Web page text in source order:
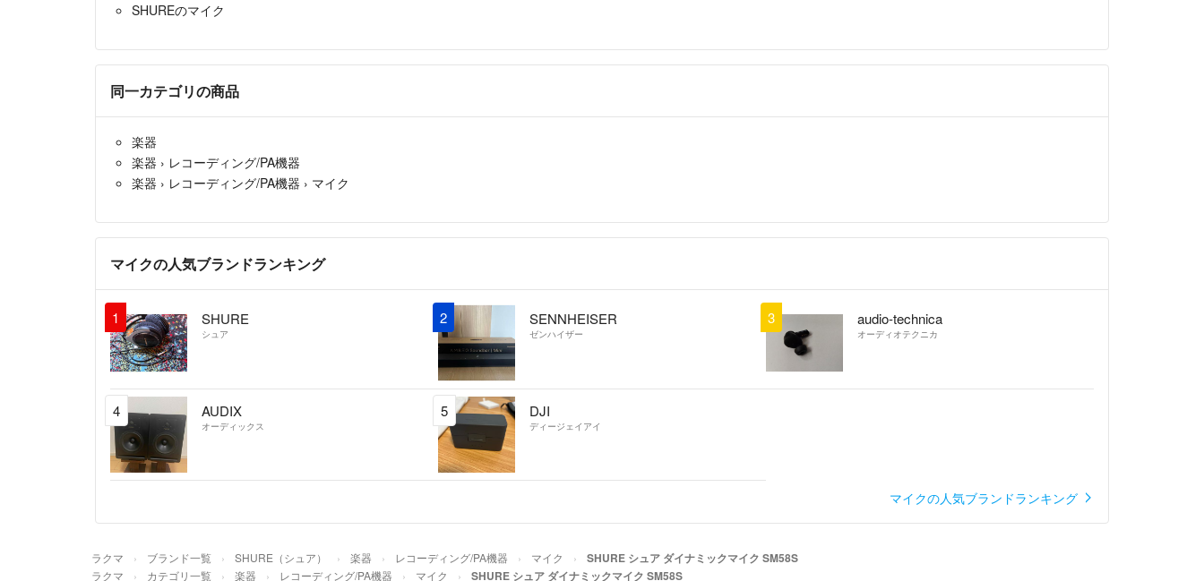
SHUREのマイク
同一カテゴリの商品
楽器
楽器 › レコーディング/PA機器
楽器 › レコーディング/PA機器 › マイク
マイクの人気ブランドランキング
1 SHURE
シュア
2 SENNHEISER
ゼンハイザー
3 audio-technica
オーディオテクニカ
4 AUDIX
オーディックス
5 DJI
ディージェイアイ
マイクの人気ブランドランキング
ラクマ ブランド一覧 SHURE（シュア） 楽器 レコーディング/PA機器 マイク SHURE シュア ダイナミックマイク SM58S
ラクマ カテゴリ一覧 楽器 レコーディング/PA機器 マイク SHURE シュア ダイナミックマイク SM58S